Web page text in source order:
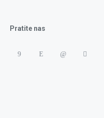
Pratite nas